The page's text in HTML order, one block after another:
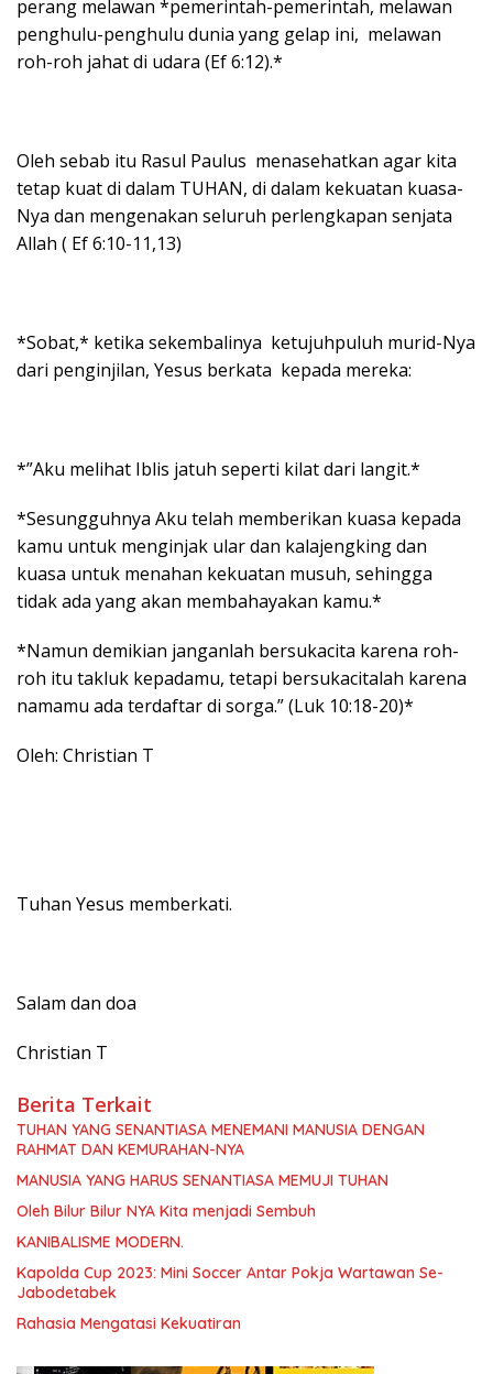
perang melawan *pemerintah-pemerintah, melawan
penghulu-penghulu dunia yang gelap ini, melawan
roh-roh jahat di udara (Ef 6:12).*
Oleh sebab itu Rasul Paulus menasehatkan agar kita
tetap kuat di dalam TUHAN, di dalam kekuatan kuasa-
Nya dan mengenakan seluruh perlengkapan senjata
Allah ( Ef 6:10-11,13)
*Sobat,* ketika sekembalinya ketujuhpuluh murid-Nya
dari penginjilan, Yesus berkata kepada mereka:
*”Aku melihat Iblis jatuh seperti kilat dari langit.*
*Sesungguhnya Aku telah memberikan kuasa kepada
kamu untuk menginjak ular dan kalajengking dan
kuasa untuk menahan kekuatan musuh, sehingga
tidak ada yang akan membahayakan kamu.*
*Namun demikian janganlah bersukacita karena roh-
roh itu takluk kepadamu, tetapi bersukacitalah karena
namamu ada terdaftar di sorga.” (Luk 10:18-20)*
Oleh: Christian T
Tuhan Yesus memberkati.
Salam dan doa
Christian T
Berita Terkait
TUHAN YANG SENANTIASA MENEMANI MANUSIA DENGAN
RAHMAT DAN KEMURAHAN-NYA
MANUSIA YANG HARUS SENANTIASA MEMUJI TUHAN
Oleh Bilur Bilur NYA Kita menjadi Sembuh
KANIBALISME MODERN.
Kapolda Cup 2023: Mini Soccer Antar Pokja Wartawan Se-
Jabodetabek
Rahasia Mengatasi Kekuatiran